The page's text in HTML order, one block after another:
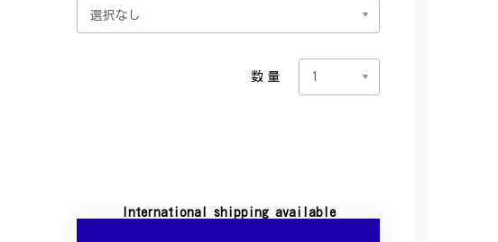
数量
International shipping available